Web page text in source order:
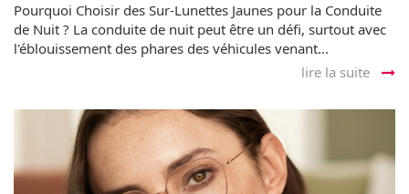
Pourquoi Choisir des Sur-Lunettes Jaunes pour la Conduite
de Nuit ? La conduite de nuit peut être un défi, surtout avec
l'éblouissement des phares des véhicules venant...
lire la suite